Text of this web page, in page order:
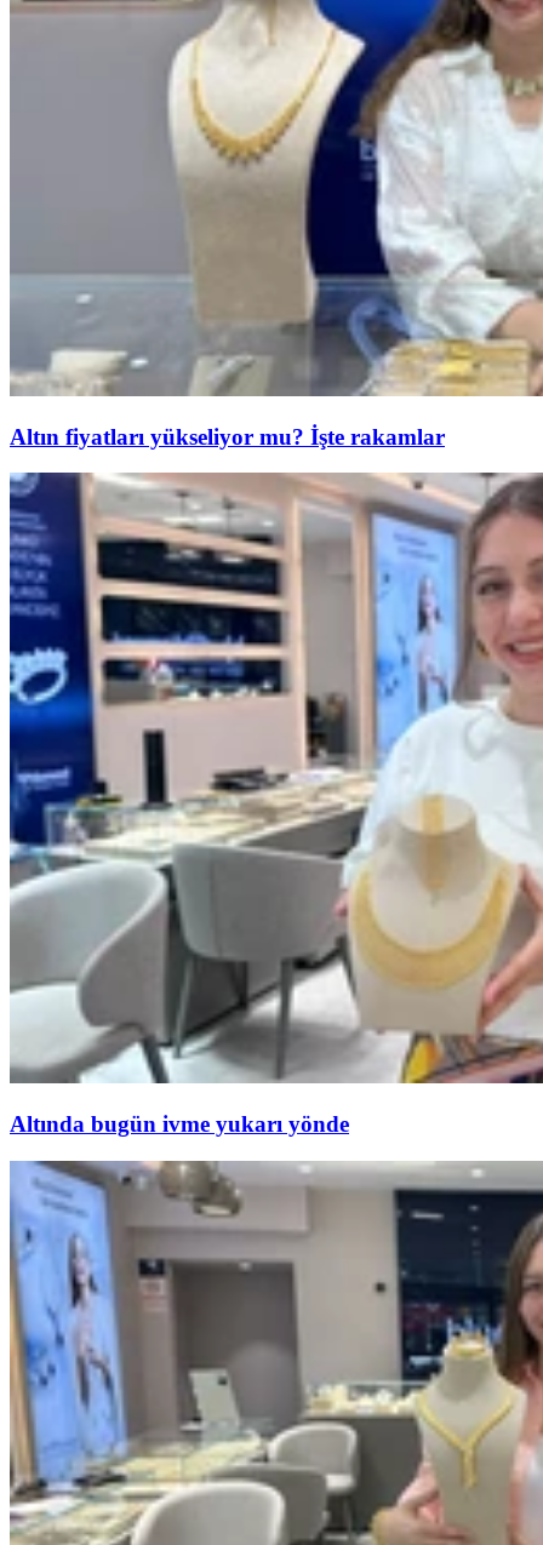
Altın fiyatları yükseliyor mu? İşte rakamlar
Altında bugün ivme yukarı yönde